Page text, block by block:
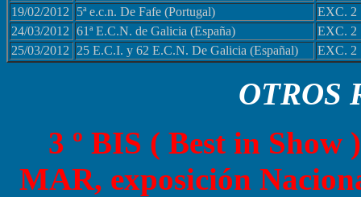
19/02/2012 5ª e.c.n. De Fafe (Portugal)
EXC. 2
24/03/2012 61ª E.C.N. de Galicia (España)
EXC. 2
25/03/2012
25 E.C.I. y 62 E.C.N. De Galicia (Españal) EXC. 2
OTROS
3 º BIS ( Best in
MAR, exposición